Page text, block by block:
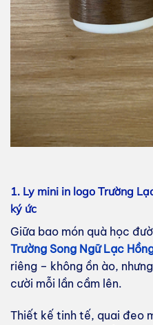
1. Ly mini in logo Trường
ký ức
Giữa bao món quà học
Trường Song Ngữ Lạc
riêng – không ồn ào,
cười mỗi lần cầm lên.
Thiết kế tinh tế, quai đeo